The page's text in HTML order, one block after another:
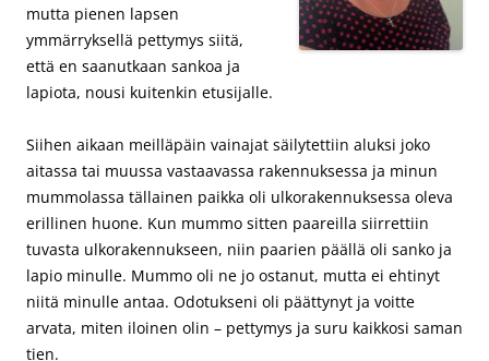
mutta pienen lapsen
ymmärryksellä pettymys siitä,
että en saanutkaan sankoa ja
lapiota, nousi kuitenkin etusijalle.
Siihen aikaan meilläpäin vainajat säilytettiin aluksi joko
aitassa tai muussa vastaavassa rakennuksessa ja minun
mummolassa tällainen paikka oli ulkorakennuksessa oleva
erillinen huone. Kun mummo sitten paareilla siirrettiin
tuvasta ulkorakennukseen, niin paarien päällä oli sanko ja
lapio minulle. Mummo oli ne jo ostanut, mutta ei ehtinyt
niitä minulle antaa. Odotukseni oli päättynyt ja voitte
arvata, miten iloinen olin – pettymys ja suru kaikkosi saman
tien.